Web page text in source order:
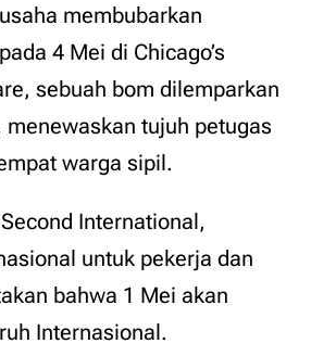
membubarkan
4 Mei di Chicago’s
sebuah bom dilemparkan
menewaskan tujuh petugas
warga sipil.
International,
untuk pekerja dan
bahwa 1 Mei akan
Internasional.